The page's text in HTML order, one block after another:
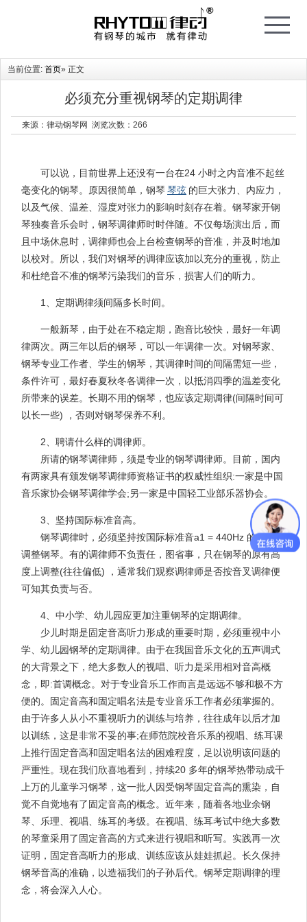
e
t
o
当前位置: 首页» 正文
必须充分重视钢琴的定期调律
来源：律动钢琴网 浏览次数： 266
可以说，目前世界上还没有一台在24 小时之内音准不起丝
毫变化的钢琴。原因很简单，钢琴 琴弦 的巨大张力、内应力，
以及气候、温差、湿度对张力的影响时刻存在着。钢琴家开钢
琴独奏音乐会时，钢琴调律师时时伴随。不仅每场演出后，而
且中场休息时，调律师也会上台检查钢琴的音准，并及时地加
以校对。所以，我们对钢琴的调律应该加以充分的重视，防止
和杜绝音不准的钢琴污染我们的音乐，损害人们的听力。
1、定期调律须间隔多长时间。
一般新琴，由于处在不稳定期，跑音比较快，最好一年调
律两次。两三年以后的钢琴，可以一年调律一次。对钢琴家、
钢琴专业工作者、学生的钢琴，其调律时间的间隔需短一些，
条件许可，最好春夏秋冬各调律一次，以抵消四季的温差变化
所带来的误差。长期不用的钢琴，也应该定期调律(间隔时间可
以长一些) ，否则对钢琴保养不利。
2、聘请什么样的调律师。
所请的钢琴调律师，须是专业的钢琴调律师。目前，国内
有两家具有颁发钢琴调律师资格证书的权威性组织:一家是中国
音乐家协会钢琴调律学会;另一家是中国轻工业部乐器协会。
3、坚持国际标准音高。
钢琴调律时，必须坚持按国际标准音a1 = 440Hz 的高度，
调整钢琴。有的调律师不负责任，图省事，只在钢琴的原有高
度上调整(往往偏低) ，通常我们观察调律师是否按音叉调律便
可知其负责与否。
4、中小学、幼儿园应更加注重钢琴的定期调律。
少儿时期是固定音高听力形成的重要时期，必须重视中小
学、幼儿园钢琴的定期调律。由于在我国音乐文化的五声调式
的大背景之下，绝大多数人的视唱、听力是采用相对音高概
念，即:首调概念。对于专业音乐工作而言是远远不够和极不方
便的。固定音高和固定唱名法是专业音乐工作者必须掌握的。
由于许多人从小不重视听力的训练与培养，往往成年以后才加
以训练，这是非常不妥的事;在师范院校音乐系的视唱、练耳课
上推行固定音高和固定唱名法的困难程度，足以说明该问题的
严重性。现在我们欣喜地看到，持续20 多年的钢琴热带动成千
上万的儿童学习钢琴，这一批人因受钢琴固定音高的熏染，自
觉不自觉地有了固定音高的概念。近年来，随着各地业余钢
琴、乐理、视唱、练耳的考级。在视唱、练耳考试中绝大多数
的琴童采用了固定音高的方式来进行视唱和听写。实践再一次
证明，固定音高听力的形成、训练应该从娃娃抓起。长久保持
钢琴音高的准确，以造福我们的子孙后代。钢琴定期调律的理
念，将会深入人心。